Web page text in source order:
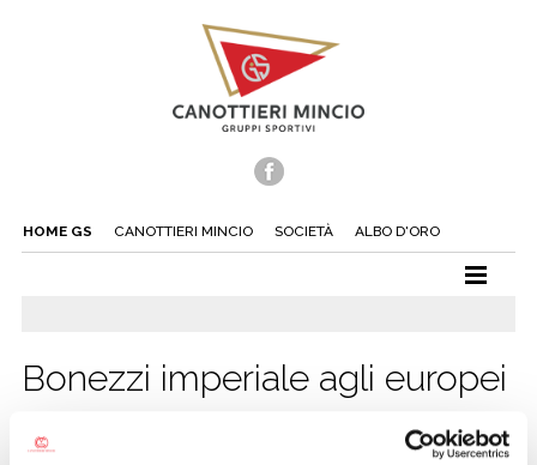
HOME GS CANOTTIERI MINCIO SOCIETÀ ALBO D'ORO
TUFFI
NUOTO
Bonezzi imperiale agli europei
27/07/2010